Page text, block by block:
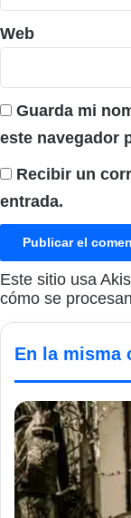
Web
Guarda mi
este navegador
Recibir un
entrada.
Este sitio usa
cómo se
En la misma